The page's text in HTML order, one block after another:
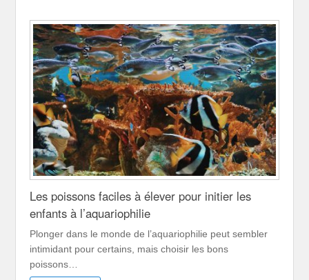
Les poissons faciles à élever pour initier les
enfants à l’aquariophilie
Plonger dans le monde de l’aquariophilie peut sembler
intimidant pour certains, mais choisir les bons
poissons…